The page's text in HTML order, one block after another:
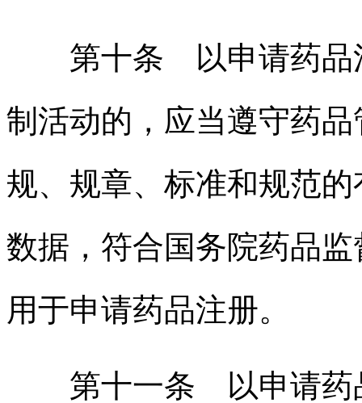
第十条 以申请药品注
制活动的，应当遵守药
规、规章、标准和规范
数据，符合国务院药品
用于申请药品注册。
第十一条 以申请药品